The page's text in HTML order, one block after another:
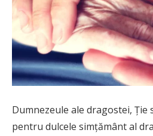
Dumnezeule ale dragostei,
pentru dulcele sim­țământ al